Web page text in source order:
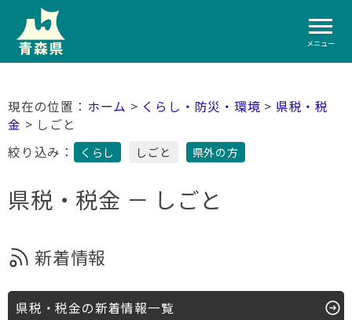
メニュー
ホーム > くらし・防災・環境 > 県税・税
金 > しごと
絞り込み：
くらし しごと 県外の方
県税・税金 － しごと
新着情報
県税・税金の新着情報一覧